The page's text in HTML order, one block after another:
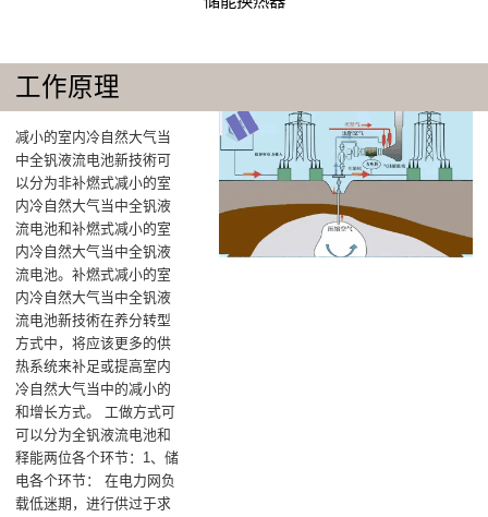
工作原理
减小的室内冷自然大气当
中全钒液流电池新技術可
以分为非补燃式减小的室
内冷自然大气当中全钒液
流电池和补燃式减小的室
内冷自然大气当中全钒液
流电池。补燃式减小的室
内冷自然大气当中全钒液
流电池新技術在养分转型
方式中，将应该更多的供
热系统来补足或提高室内
冷自然大气当中的减小的
和增长方式。 工做方式可
可以分为全钒液流电池和
释能两位各个环节：‌1、储
电各个环节‌： 在电力网负
载低迷期，进行供过于求